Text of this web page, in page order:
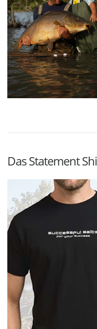
Das Statement